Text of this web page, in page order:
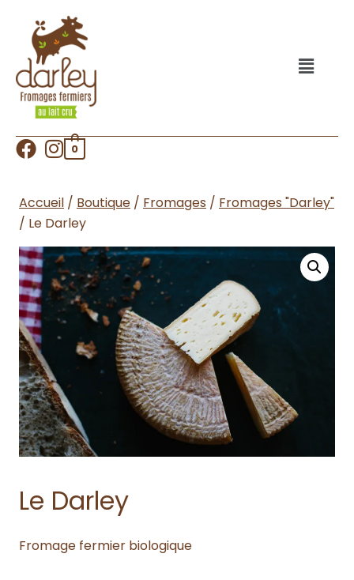
0
Accueil / Boutique / Fromages / Fromages "Darley"
/ Le Darley
Le Darley
Fromage fermier biologique